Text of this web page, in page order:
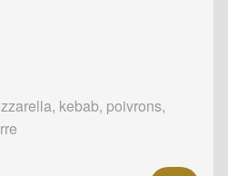
kebab, poivrons,